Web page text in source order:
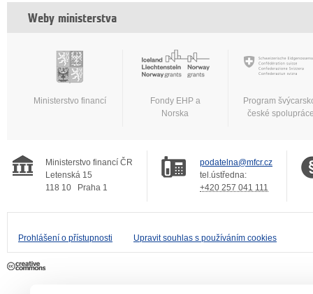
Weby ministerstva
Ministerstvo financí
Fondy EHP a
Norska
Program
české
Ministerstvo financí ČR
Letenská 15
118 10
Praha 1
podatelna@mfcr.cz
tel.ústředna:
+420 257 041 111
Prohlášení o přístupnosti Upravit souhlas s používáním cookies